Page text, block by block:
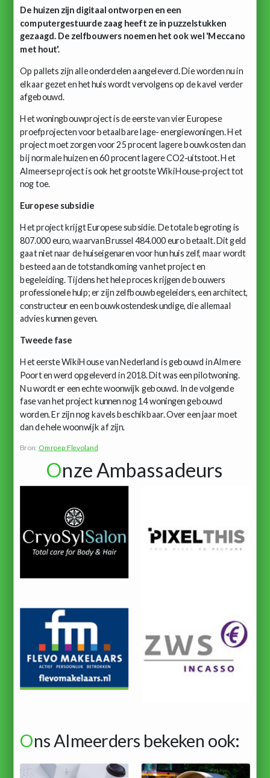
De huizen zijn digitaal ontworpen en een
computergestuurde zaag heeft ze in puzzelstukken
gezaagd. De zelfbouwers noemen het ook wel 'Meccano
met hout'.
Op pallets zijn alle onderdelen aangeleverd. Die worden nu in
elkaar gezet en het huis wordt vervolgens op de kavel verder
afgebouwd.
Het woningbouwproject is de eerste van vier Europese
proefprojecten voor betaalbare lage- energiewoningen. Het
project moet zorgen voor 25 procent lagere bouwkosten dan
bij normale huizen en 60 procent lagere CO2-uitstoot. Het
Almeerse project is ook het grootste WikiHouse-project tot
nog toe.
Europese subsidie
Het project krijgt Europese subsidie. De totale begroting is
807.000 euro, waarvan Brussel 484.000 euro betaalt. Dit geld
gaat niet naar de huiseigenaren voor hun huis zelf, maar wordt
besteed aan de totstandkoming van het project en
begeleiding. Tijdens het hele proces krijgen de bouwers
professionele hulp; er zijn zelfbouwbegeleiders, een architect,
constructeur en een bouwkostendeskundige, die allemaal
advies kunnen geven.
Tweede fase
Het eerste WikiHouse van Nederland is gebouwd in Almere
Poort en werd opgeleverd in 2018. Dit was een pilotwoning.
Nu wordt er een echte woonwijk gebouwd. In de volgende
fase van het project kunnen nog 14 woningen gebouwd
worden. Er zijn nog kavels beschikbaar. Over een jaar moet
dan de hele woonwijk af zijn.
Bron: Omroep Flevoland
Onze Ambassadeurs
Ons Almeerders bekeken ook: